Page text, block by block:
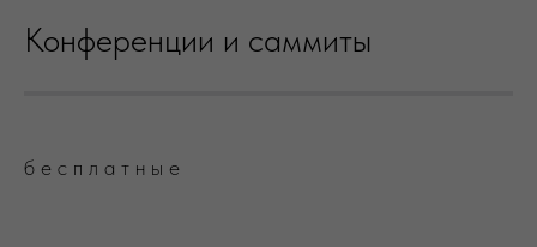
Конференции и саммиты
б е с п л а т н ы е